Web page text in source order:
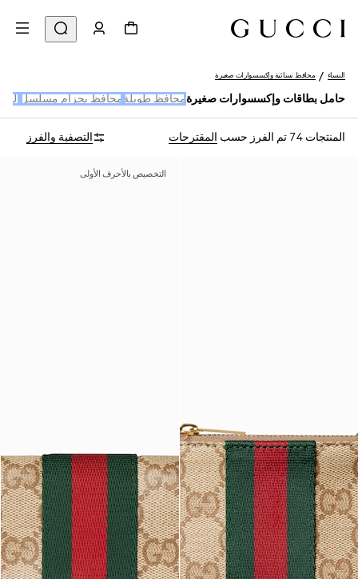
النساء محافظ نسائية وإكسسوارات صغيرة
حامل بطاقات وإكسسوارات صغيرة محافظ طويلة محافظ بحزام مسلسل
المنتجات 74 تم الفرز حسب المقترحات التصفية والفرز
التخصيص بالأحرف الأولى